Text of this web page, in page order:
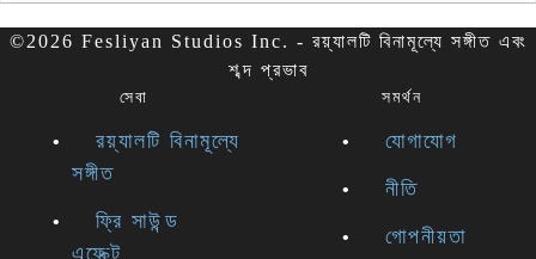
©2026 Fesliyan Studios Inc. - রয়্যালটি বিনামূল্যে সঙ্গীত এবং
শব্দ প্রভাব
সেবা
রয়্যালটি বিনামূল্যে
সঙ্গীত
ফ্রি সাউন্ড
এফেক্ট
সমর্থন
যোগাযোগ
নীতি
গোপনীয়তা